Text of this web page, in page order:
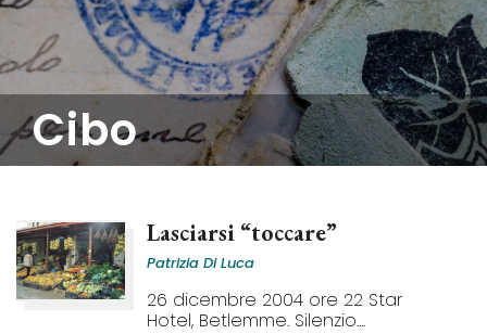
cibo
Lasciarsi “toccare”
Patrizia Di Luca
26 dicembre 2004 ore 22 Star
Hotel, Betlemme. Silenzio....